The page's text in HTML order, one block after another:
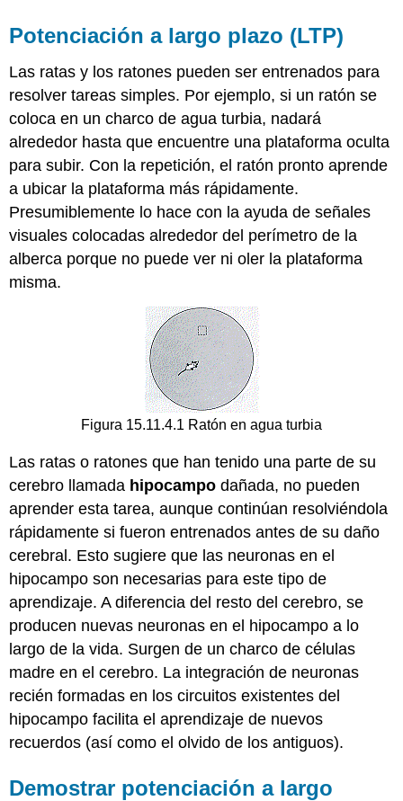
Potenciación a largo plazo (LTP)
Las ratas y los ratones pueden ser entrenados para
resolver tareas simples. Por ejemplo, si un ratón se
coloca en un charco de agua turbia, nadará
alrededor hasta que encuentre una plataforma oculta
para subir. Con la repetición, el ratón pronto aprende
a ubicar la plataforma más rápidamente.
Presumiblemente lo hace con la ayuda de señales
visuales colocadas alrededor del perímetro de la
alberca porque no puede ver ni oler la plataforma
misma.
Figura 15.11.4.1 Ratón en agua turbia
Las ratas o ratones que han tenido una parte de su
cerebro llamada hipocampo dañada, no pueden
aprender esta tarea, aunque continúan resolviéndola
rápidamente si fueron entrenados antes de su daño
cerebral. Esto sugiere que las neuronas en el
hipocampo son necesarias para este tipo de
aprendizaje. A diferencia del resto del cerebro, se
producen nuevas neuronas en el hipocampo a lo
largo de la vida. Surgen de un charco de células
madre en el cerebro. La integración de neuronas
recién formadas en los circuitos existentes del
hipocampo facilita el aprendizaje de nuevos
recuerdos (así como el olvido de los antiguos).
Demostrar potenciación a largo